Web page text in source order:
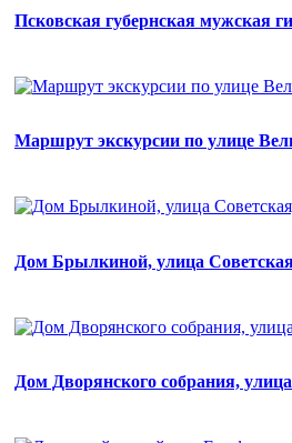
Псковская губернская мужская
Маршрут экскурсии по улице
Дом Брылкиной, улица
Дом Дворянского собрания,